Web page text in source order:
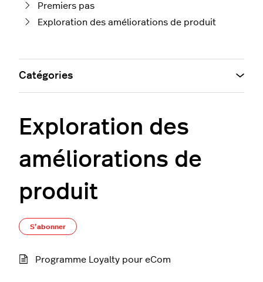
Premiers pas
Exploration des améliorations de produit
Exploration des
améliorations de
produit
S’abonner
Programme Loyalty pour eCom
Catégories